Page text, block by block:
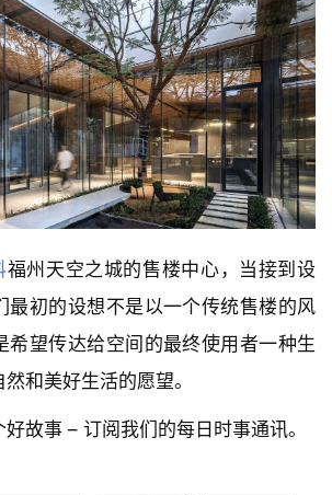
福州天空之城的售楼中心，当接到设
最初的设想不是以一个传统售楼的风
希望传达给空间的最终使用者一种生
和美好生活的愿望。
故事 – 订阅我们的每日时事通讯。